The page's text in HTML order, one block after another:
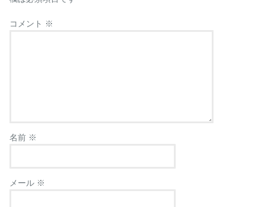
コメント ※
名前 ※
メール ※